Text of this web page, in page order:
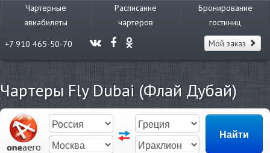
Чартерные
авиабилеты
Расписание
чартеров
Бронирование
гостиниц
+7 910 465-50-70
Мой заказ
Чартеры Fly Dubai (Флай Дубай)